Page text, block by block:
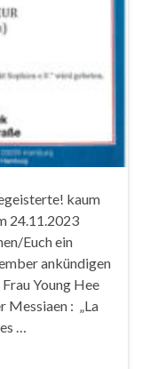
kaum
24.11.2023
Euch ein
ankündigen
Young Hee
Messiaen : „La
…